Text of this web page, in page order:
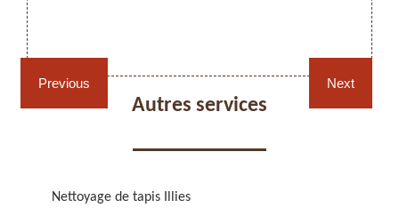
chaises et sièges 59
Cannage fauteuil, chaises
et sièges 59
Previous Next
Autres services
Nettoyage de tapis Illies